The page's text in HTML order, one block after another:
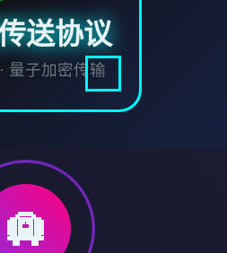
送协议
量子加密传输
🛄